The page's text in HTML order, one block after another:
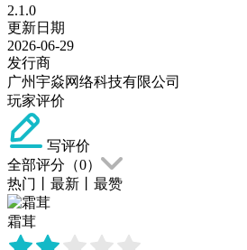
2.1.0
更新日期
2026-06-29
发行商
广州宇焱网络科技有限公司
玩家评价
写评价
全部评分（0）
热门
最新 最赞
霜茸